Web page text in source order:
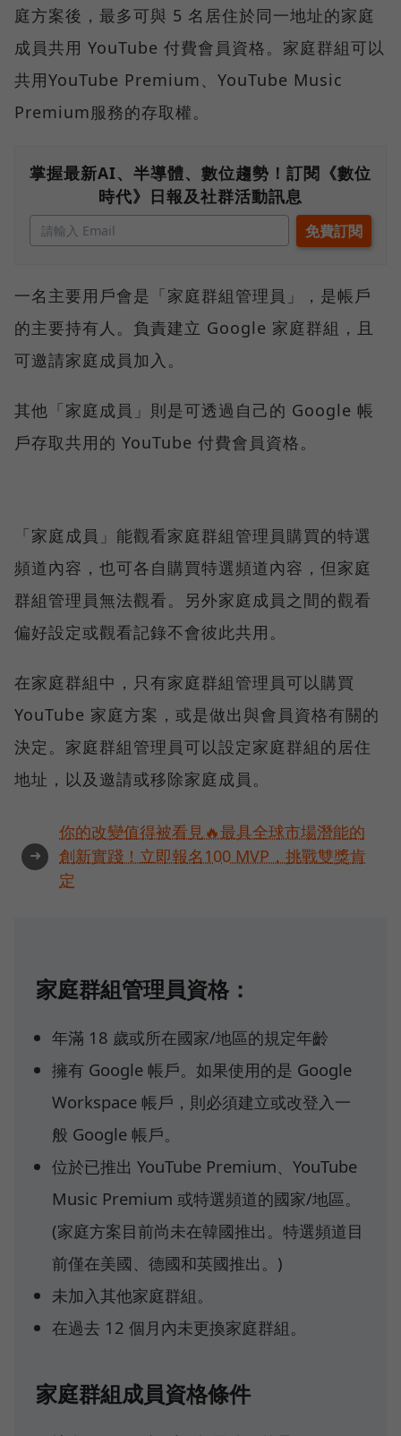
庭方案後，最多可與 5 名居住於同一地址的家庭
成員共用 YouTube 付費會員資格。家庭群組可以
共用YouTube Premium、YouTube Music
Premium服務的存取權。
掌握最新AI、半導體、數位趨勢！訂閱《數位
時代》日報及社群活動訊息
一名主要用戶會是「家庭群組管理員」，是帳戶
的主要持有人。負責建立 Google 家庭群組，且
可邀請家庭成員加入。
其他「家庭成員」則是可透過自己的 Google 帳
戶存取共用的 YouTube 付費會員資格。
「家庭成員」能觀看家庭群組管理員購買的特選
頻道內容，也可各自購買特選頻道內容，但家庭
群組管理員無法觀看。另外家庭成員之間的觀看
偏好設定或觀看記錄不會彼此共用。
在家庭群組中，只有家庭群組管理員可以購買
YouTube 家庭方案，或是做出與會員資格有關的
決定。家庭群組管理員可以設定家庭群組的居住
地址，以及邀請或移除家庭成員。
➜
你的改變值得被看見🔥最具全球市場潛能的
創新實踐！立即報名100 MVP，挑戰雙獎肯
定
家庭群組管理員資格：
年滿 18 歲或所在國家/地區的規定年齡
擁有 Google 帳戶。如果使用的是 Google
Workspace 帳戶，則必須建立或改登入一
般 Google 帳戶。
位於已推出 YouTube Premium、YouTube
Music Premium 或特選頻道的國家/地區。
(家庭方案目前尚未在韓國推出。特選頻道目
前僅在美國、德國和英國推出。)
未加入其他家庭群組。
在過去 12 個月內未更換家庭群組。
家庭群組成員資格條件